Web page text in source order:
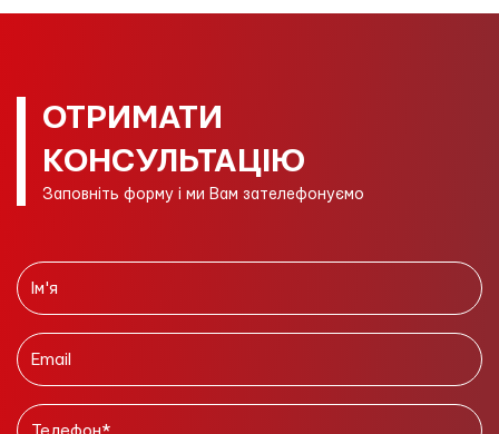
ОТРИМАТИ
КОНСУЛЬТАЦІЮ
Заповніть форму і ми Вам зателефонуємо